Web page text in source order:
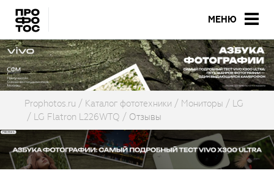
МЕНЮ
Prophotos.ru Каталог фототехники Мониторы
LG
LG Flatron L226WTQ
Отзывы